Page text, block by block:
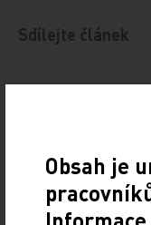
Sdílejte článek
Obsah je